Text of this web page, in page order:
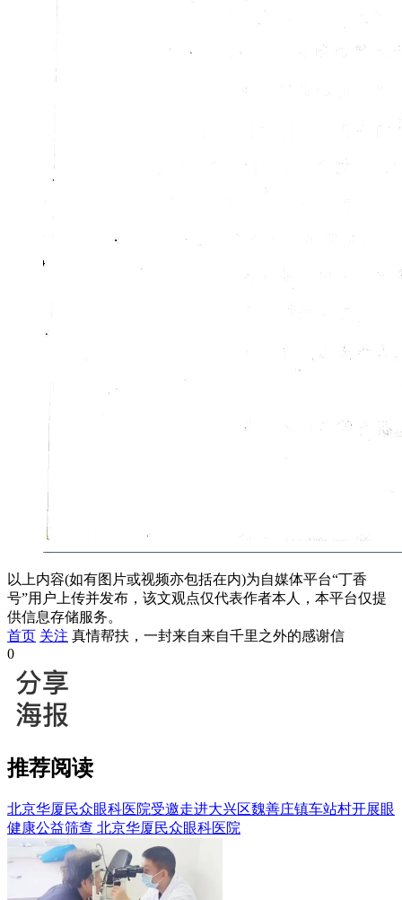
以上内容(如有图片或视频亦包括在内)为自媒体平台“丁香
号”用户上传并发布，该文观点仅代表作者本人，本平台仅提
供信息存储服务。
首页 关注 真情帮扶，一封来自来自千里之外的感谢信
0
推荐阅读
北京华厦民众眼科医院受邀走进大兴区魏善庄镇车站村开展眼
健康公益筛查 北京华厦民众眼科医院